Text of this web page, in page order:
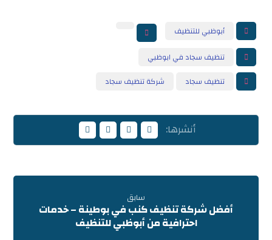
أبوظبي للتنظيف
تنظيف سجاد في ابوظبي
تنظيف سجاد
شركة تنظيف سجاد
سابق
أفضل شركة تنظيف كنب في بوطينة – خدمات
احترافية من أبوظبي للتنظيف